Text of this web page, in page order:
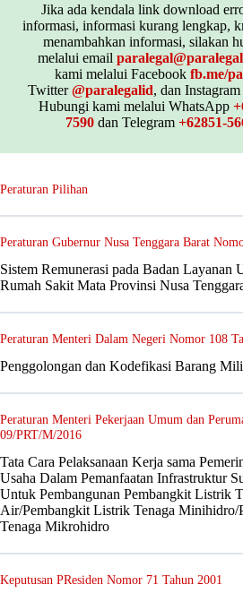
Jika ada kendala link download
informasi, informasi kurang lengkap,
menambahkan informasi, silakan
melalui email
kami melalui Facebook fb.me/
Twitter@paralegalid, dan
Hubungi kami melalui WhatsApp
7590dan Telegram +62851-
Peraturan Pilihan
Peraturan Gubernur Nusa Tenggara Barat
Sistem Remunerasi pada Badan Layanan
Rumah Sakit Mata Provinsi Nusa
Peraturan Menteri Dalam Negeri Nomor 108
Penggolongan dan Kodefikasi Barang
Peraturan Menteri Pekerjaan Umum dan
09/PRT/M/2016
Tata Cara Pelaksanaan Kerja sama
Usaha Dalam Pemanfaatan Infrastruktur
Untuk Pembangunan Pembangkit Listrik
Air/Pembangkit Listrik Tenaga Minihidro/
Tenaga Mikrohidro
Keputusan PResiden Nomor 71 Tahun 2001